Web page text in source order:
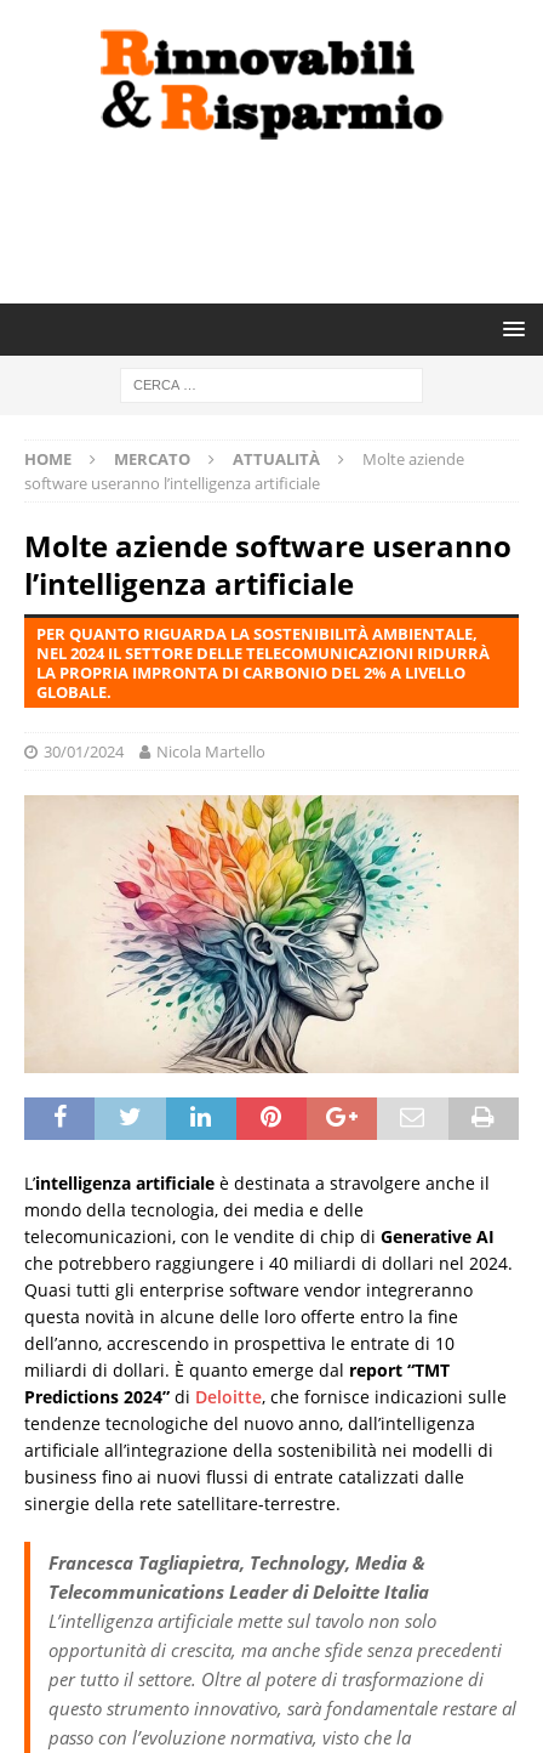
HOME MERCATO ATTUALITÀ
Molte aziende
software useranno l’intelligenza artificiale
Molte aziende software useranno
l’intelligenza artificiale
PER QUANTO RIGUARDA LA SOSTENIBILITÀ AMBIENTALE,
NEL 2024 IL SETTORE DELLE TELECOMUNICAZIONI RIDURRÀ
LA PROPRIA IMPRONTA DI CARBONIO DEL 2% A LIVELLO
GLOBALE.
30/01/2024 Nicola Martello
L’intelligenza artificiale è destinata a stravolgere anche il
mondo della tecnologia, dei media e delle
telecomunicazioni, con le vendite di chip di Generative AI
che potrebbero raggiungere i 40 miliardi di dollari nel 2024.
Quasi tutti gli enterprise software vendor integreranno
questa novità in alcune delle loro offerte entro la fine
dell’anno, accrescendo in prospettiva le entrate di 10
miliardi di dollari. È quanto emerge dal report “TMT
Predictions 2024” di Deloitte, che fornisce indicazioni sulle
tendenze tecnologiche del nuovo anno, dall’intelligenza
artificiale all’integrazione della sostenibilità nei modelli di
business fino ai nuovi flussi di entrate catalizzati dalle
sinergie della rete satellitare-terrestre.
Francesca Tagliapietra, Technology, Media &
Telecommunications Leader di Deloitte Italia
L’intelligenza artificiale mette sul tavolo non solo
opportunità di crescita, ma anche sfide senza precedenti
per tutto il settore. Oltre al potere di trasformazione di
questo strumento innovativo, sarà fondamentale restare al
passo con l’evoluzione normativa, visto che la